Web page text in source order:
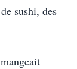
sushi, des